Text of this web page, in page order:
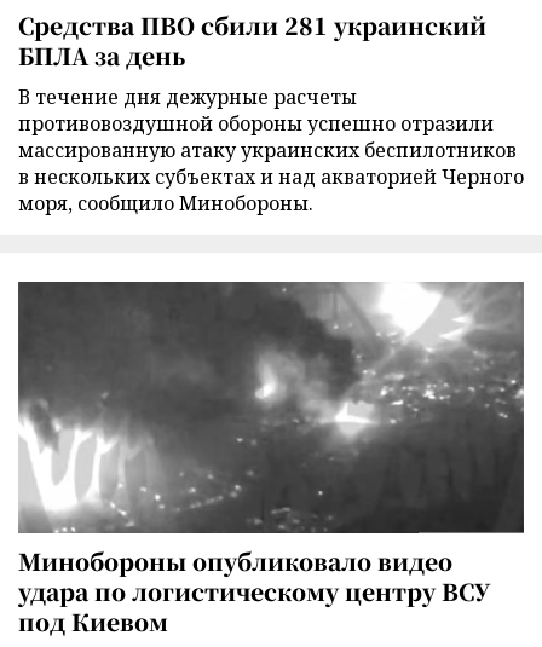
Средства ПВО сбили 281 украинский
БПЛА за день
В течение дня дежурные расчеты
противовоздушной обороны успешно отразили
массированную атаку украинских беспилотников
в нескольких субъектах и над акваторией Черного
моря, сообщило Минобороны.
Минобороны опубликовало видео
удара по логистическому центру ВСУ
под Киевом